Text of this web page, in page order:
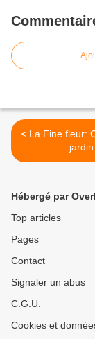
< La Fine fleur: Cultiver son
jardin
Hébergé par
Top articles
Pages
Contact
Signaler un abus
C.G.U.
Cookies et